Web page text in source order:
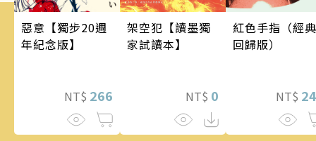
惡意【獨步20週
年紀念版】
NT$ 266
架空犯【讀墨獨
家試讀本】
NT$ 0
紅色手指（經典
回歸版）
NT$